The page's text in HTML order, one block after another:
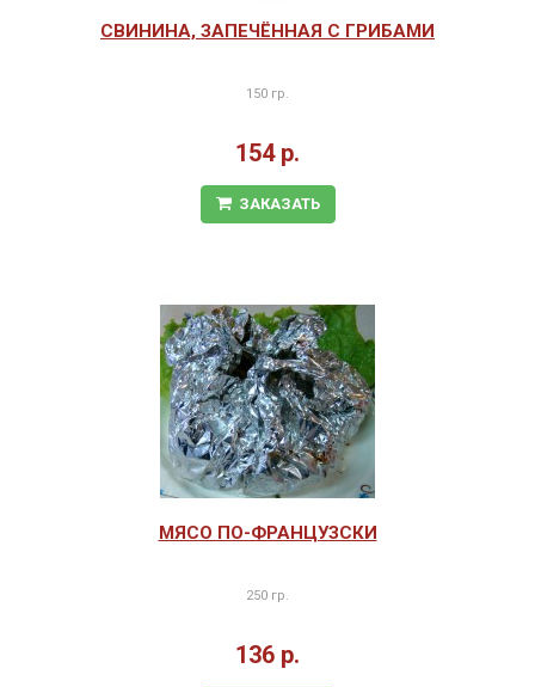
СВИНИНА, ЗАПЕЧЁННАЯ С ГРИБАМИ
150 гр.
154 р.
ЗАКАЗАТЬ
МЯСО ПО-ФРАНЦУЗСКИ
250 гр.
136 р.